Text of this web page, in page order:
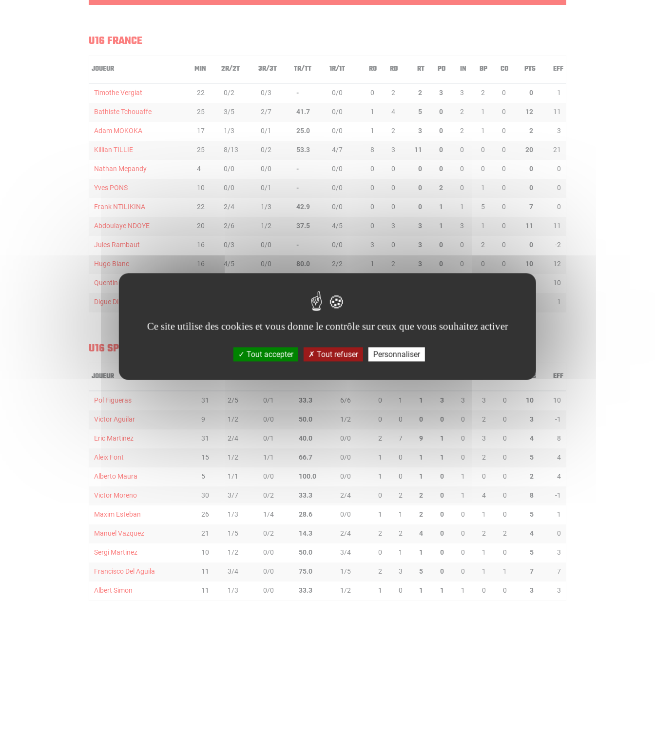
U16 FRANCE
JOUEUR MIN 2R/2T 3R/3T TR/TT 1R/1T RO RD RT PD IN BP CO PTS EFF
Timothe Vergiat 22 0/2 0/3 - 0/0 0 2 2 3 3 2 0 0 1
Bathiste Tchouaffe 25 3/5 2/7 41.7 0/0 1 4 5 0 2 1 0 12 11
Adam MOKOKA 17 1/3 0/1 25.0 0/0 1 2 3 0 2 1 0 2 3
Killian TILLIE 25 8/13 0/2 53.3 4/7 8 3 11 0 0 0 0 20 21
Nathan Mepandy 4 0/0 0/0 - 0/0 0 0 0 0 0 0 0 0 0
Yves PONS 10 0/0 0/1 - 0/0 0 0 0 2 0 1 0 0 0
Frank NTILIKINA 22 2/4 1/3 42.9 0/0 0 0 0 1 1 5 0 7 0
Abdoulaye NDOYE 20 2/6 1/2 37.5 4/5 0 3 3 1 3 1 0 11 11
Jules Rambaut 16 0/3 0/0 - 0/0 3 0 3 0 0 2 0 0 -2
Hugo Blanc 16 4/5 0/0 80.0 2/2 1 2 3 0 0 0 0 10 12
Quentin Goulmy 10
Digue Diawara 0/0 1
U16 SPAIN
JOUEUR PTS EFF
Pol Figueras 31 2/5 0/1 33.3 6/6 0 1 1 3 3 3 0 10 10
Victor Aguilar 9 1/2 0/0 50.0 1/2 0 0 0 0 0 2 0 3 -1
Eric Martinez 31 2/4 0/1 40.0 0/0 2 7 9 1 0 3 0 4 8
Aleix Font 15 1/2 1/1 66.7 0/0 1 0 1 1 0 2 0 5 4
Alberto Maura 5 1/1 0/0 100.0 0/0 1 0 1 0 1 0 0 2 4
Victor Moreno 30 3/7 0/2 33.3 2/4 0 2 2 0 1 4 0 8 -1
Maxim Esteban 26 1/3 1/4 28.6 0/0 1 1 2 0 0 1 0 5 1
Manuel Vazquez 21 1/5 0/2 14.3 2/4 2 2 4 0 0 2 2 4 0
Sergi Martinez 10 1/2 0/0 50.0 3/4 0 1 1 0 0 1 0 5 3
Francisco Del Aguila 11 3/4 0/0 75.0 1/5 2 3 5 0 0 1 1 7 7
Albert Simon 11 1/3 0/0 33.3 1/2 1 0 1 1 1 0 0 3 3
Ce site utilise des cookies et vous donne le contrôle sur ceux que vous souhaitez activer
Tout accepter Tout refuser Personnaliser